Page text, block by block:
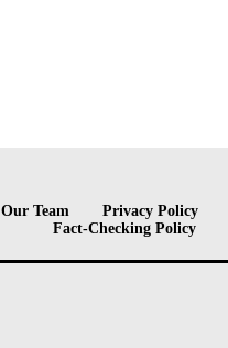
Our Team Privacy Policy
Fact-Checking Policy